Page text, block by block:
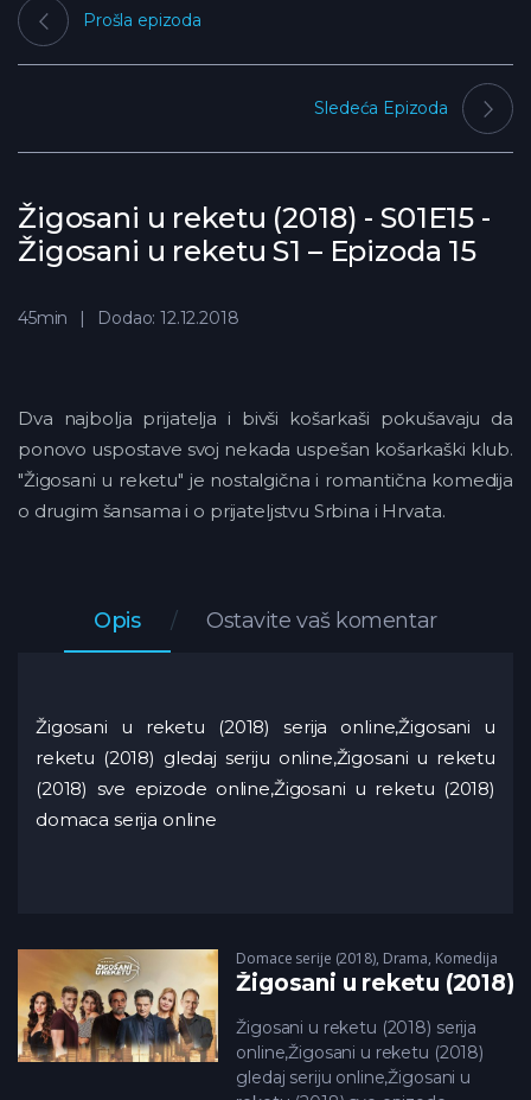
Žigosani u reketu (2018) - S01E15 -
Žigosani u reketu S1 – Epizoda 15
Prošla epizoda
Sledeća Epizoda
45min Dodao: 12.12.2018
Dva najbolja prijatelja i bivši košarkaši pokušavaju da
ponovo uspostave svoj nekada uspešan košarkaški klub.
"Žigosani u reketu" je nostalgična i romantična komedija
o drugim šansama i o prijateljstvu Srbina i Hrvata.
Opis Ostavite vaš komentar
Žigosani u reketu (2018) serija online,Žigosani u
reketu (2018) gledaj seriju online,Žigosani u reketu
(2018) sve epizode online,Žigosani u reketu (2018)
domaca serija online
Domace serije (2018), Drama, Komedija
Žigosani u reketu (2018)
Žigosani u reketu (2018) serija
online,Žigosani u reketu (2018)
gledaj seriju online,Žigosani u